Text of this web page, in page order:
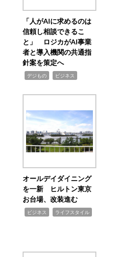
「人がAIに求めるのは
信頼し相談できるこ
と」 ロジカがAI事業
者と導入機関の共通指
針案を策定へ
デジもの ビジネス
オールデイダイニング
を一新 ヒルトン東京
お台場、改装進む
ビジネス ライフスタイル